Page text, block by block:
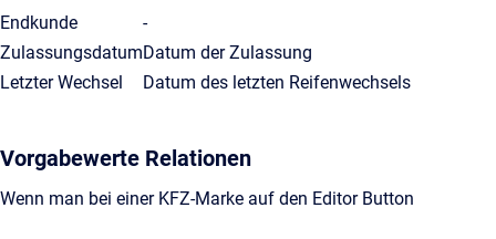
Endkunde
-
ZulassungsdatumDatum der Zulassung
Letzter Wechsel
Datum des letzten Reifenwechsels
Vorgabewerte Relationen
Wenn man bei einer KFZ-Marke auf den Editor Button